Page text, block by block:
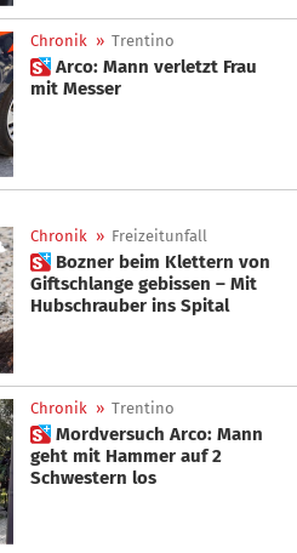
Chronik » Trentino
 Arco: Mann verletzt Frau
mit Messer
Chronik » Freizeitunfall
 Bozner beim Klettern von
Giftschlange gebissen – Mit
Hubschrauber ins Spital
Chronik » Trentino
 Mordversuch Arco: Mann
geht mit Hammer auf 2
Schwestern los